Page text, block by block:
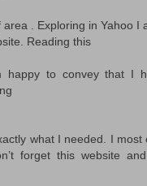
. Exploring in Yahoo I
Reading this
happy to convey that I
what I needed. I most
forget this website